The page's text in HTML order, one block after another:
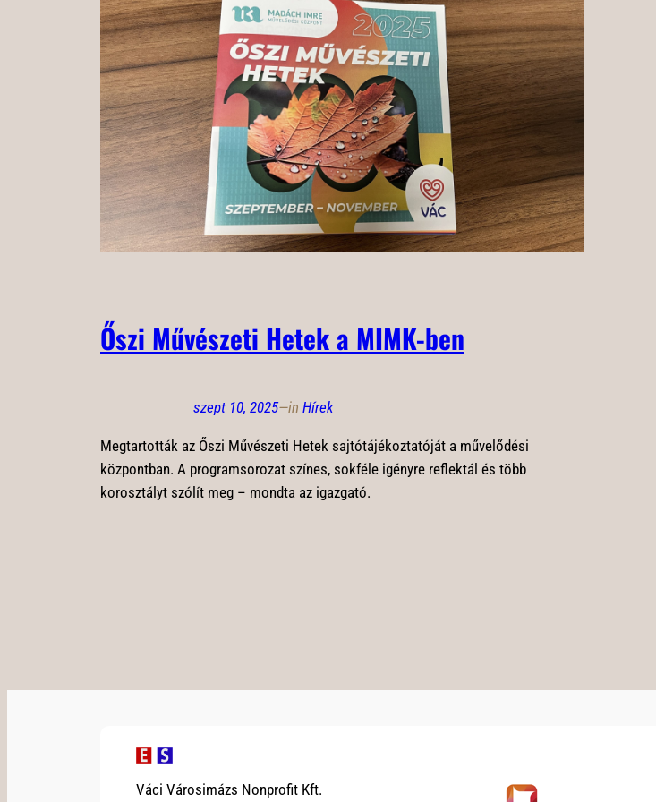
Őszi Művészeti Hetek a MIMK-ben
szept 10, 2025—in Hírek
Megtartották az Őszi Művészeti Hetek sajtótájékoztatóját a művelődési
központban. A programsorozat színes, sokféle igényre reflektál és több
korosztályt szólít meg – mondta az igazgató.
Váci Városimázs Nonprofit Kft.